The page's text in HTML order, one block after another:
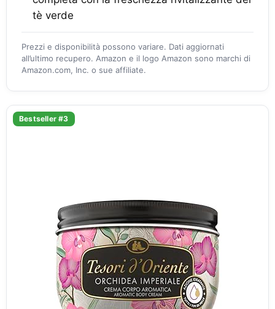
tè verde
Prezzi e disponibilità possono variare. Dati aggiornati
all’ultimo recupero. Amazon e il logo Amazon sono marchi di
Amazon.com, Inc. o sue affiliate.
Bestseller #3